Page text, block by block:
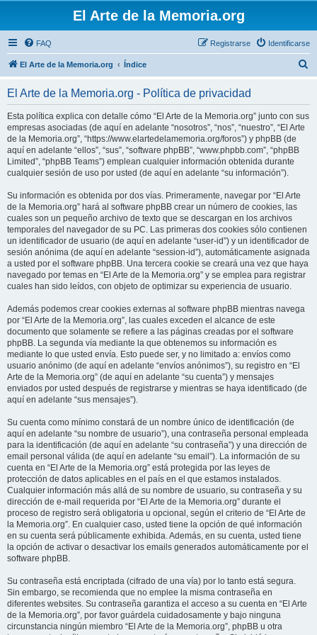
El Arte de la Memoria.org
FAQ Identificarse
Registrarse
El Arte de la Memoria.org Índice
El Arte de la Memoria.org - Política de privacidad
Esta política explica con detalle cómo “El Arte de la Memoria.org” junto con sus
empresas asociadas (de aquí en adelante “nosotros”, “nos”, “nuestro”, “El Arte
de la Memoria.org”, “https://www.elartedelamemoria.org/foros”) y phpBB (de
aquí en adelante “ellos”, “sus”, “software phpBB”, “www.phpbb.com”, “phpBB
Limited”, “phpBB Teams”) emplean cualquier información obtenida durante
cualquier sesión de uso por usted (de aquí en adelante “su información”).
Su información es obtenida por dos vías. Primeramente, navegar por “El Arte
de la Memoria.org” hará al software phpBB crear un número de cookies, las
cuales son un pequeño archivo de texto que se descargan en los archivos
temporales del navegador de su PC. Las primeras dos cookies sólo contienen
un identificador de usuario (de aquí en adelante “user-id”) y un identificador de
sesión anónima (de aquí en adelante “session-id”), automáticamente asignada
a usted por el software phpBB. Una tercera cookie se creará una vez que haya
navegado por temas en “El Arte de la Memoria.org” y se emplea para registrar
cuales han sido leídos, con objeto de optimizar su experiencia de usuario.
Además podemos crear cookies externas al software phpBB mientras navega
por “El Arte de la Memoria.org”, las cuales exceden el alcance de este
documento que solamente se refiere a las páginas creadas por el software
phpBB. La segunda vía mediante la que obtenemos su información es
mediante lo que usted envía. Esto puede ser, y no limitado a: envíos como
usuario anónimo (de aquí en adelante “envíos anónimos”), su registro en “El
Arte de la Memoria.org” (de aquí en adelante “su cuenta”) y mensajes
enviados por usted después de registrarse y mientras se haya identificado (de
aquí en adelante “sus mensajes”).
Su cuenta como mínimo constará de un nombre único de identificación (de
aquí en adelante “su nombre de usuario”), una contraseña personal empleada
para la identificación (de aquí en adelante “su contraseña”) y una dirección de
email personal válida (de aquí en adelante “su email”). La información de su
cuenta en “El Arte de la Memoria.org” está protegida por las leyes de
protección de datos aplicables en el país en el que estamos instalados.
Cualquier información más allá de su nombre de usuario, su contraseña y su
dirección de e-mail requerida por “El Arte de la Memoria.org” durante el
proceso de registro será obligatoria u opcional, según el criterio de “El Arte de
la Memoria.org”. En cualquier caso, usted tiene la opción de qué información
en su cuenta será públicamente exhibida. Además, en su cuenta, usted tiene
la opción de activar o desactivar los emails generados automáticamente por el
software phpBB.
Su contraseña está encriptada (cifrado de una vía) por lo tanto está segura.
Sin embargo, se recomienda que no emplee la misma contraseña en
diferentes websites. Su contraseña garantiza el acceso a su cuenta en “El Arte
de la Memoria.org”, por favor guárdela cuidadosamente y bajo ninguna
circunstancia ningún miembro “El Arte de la Memoria.org”, phpBB u otra